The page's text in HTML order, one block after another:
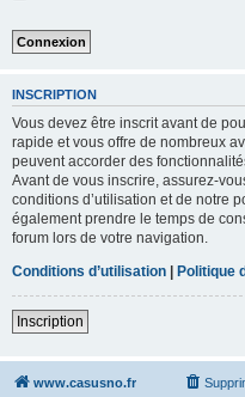
INSCRIPTION
Vous devez être inscrit avant de
rapide et vous offre de nombreux
peuvent accorder des
Avant de vous inscrire, assurez-
conditions d’utilisation et de notre
également prendre le temps de
forum lors de votre navigation.
Conditions d’utilisation | Politique
Inscription
www.casusno.fr